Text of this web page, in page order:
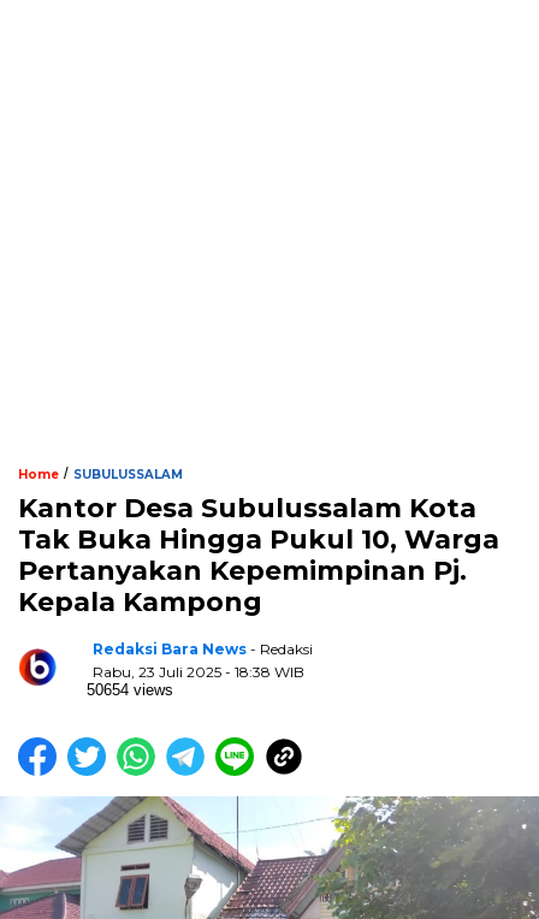
Home / SUBULUSSALAM
Kantor Desa Subulussalam Kota
Tak Buka Hingga Pukul 10, Warga
Pertanyakan Kepemimpinan Pj.
Kepala Kampong
Redaksi Bara News - Redaksi
Rabu, 23 Juli 2025 - 18:38 WIB
50654 views